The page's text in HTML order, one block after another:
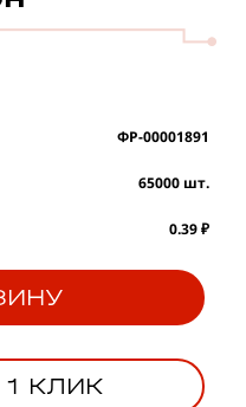
ФР-00001891
65000 шт.
0.39 ₽
КЛИК